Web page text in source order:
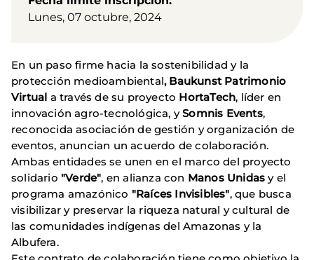
Lunes, 07 octubre, 2024
En un paso firme hacia la sostenibilidad y la
protección medioambiental, Baukunst Patrimonio
Virtual a través de su proyecto HortaTech, líder en
innovación agro-tecnológica, ySomnis Events,
reconocida asociación de gestión y organización de
eventos, anuncian un acuerdo de colaboración.
Ambas entidades se unen en el marco del proyecto
solidario "Verde", en alianza con Manos Unidas y el
programa amazónico "Raíces Invisibles", que busca
visibilizar y preservar la riqueza natural y cultural de
las comunidades indígenas del Amazonas y la
Albufera.